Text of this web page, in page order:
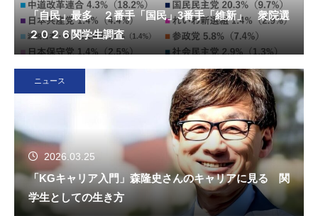
「自民」最多 ２番手「国民」3番手「維新」 衆院選
２０２６関学生調査
ニュース
2026.03.25
「KGキャリア入門」森隆史さんのキャリアに見る 関
学生としての生き方